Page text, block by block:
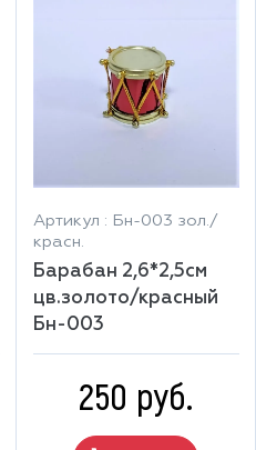
Артикул : Бн-003 зол./
красн.
Барабан 2,6*2,5см
цв.золото/красный
Бн-003
250 руб.